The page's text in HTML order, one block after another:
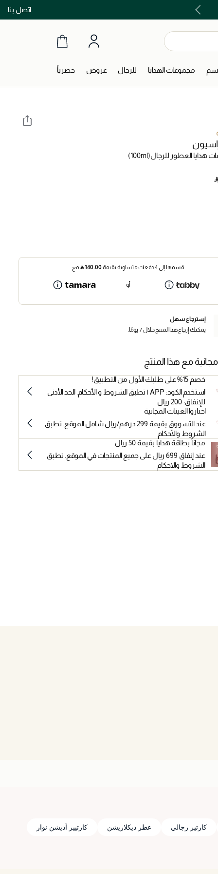
اتصل بنااشتري الآن و ادفع لاحقاً مع تابي و تمارا!
مجموعات الهدايا للرجال عروض حصرياً
هدايا العطور للرجال(100ml)
قسمها إلى 4 دفعات متساوية بقيمة 140.00
⃁ مع
أو
إسترجاع سهل
يمكنك إرجاع هذا المنتج خلال 7 يومًا.
مع هذا المنتج
خصم 15% على طلبك الأول من التطبيق!
استخدم الكود: APP | تطبق الشروط و الأحكام. الحد الأدنى
للإنفاق: 200 ريال
اختاروا العينات المجانية
عند التسووق بقيمة 299 درهم/ريال شامل الموقع. تطبق
الشروط والأحكام
مجاناً بطاقة هدايا بقيمة 50 ريال
عند إنفاق 699 ريال على جميع المنتجات في الموقع. تطبق
الشروط والاحكام
كارتير رجالي عطر ديكلاريشن كارتيير أديشن نوار